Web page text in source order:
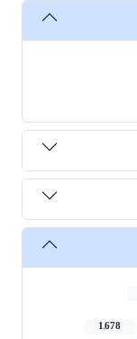
1,678